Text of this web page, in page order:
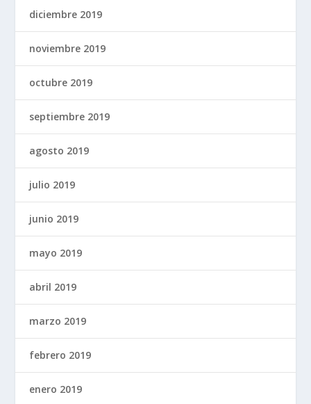
diciembre 2019
noviembre 2019
octubre 2019
septiembre 2019
agosto 2019
julio 2019
junio 2019
mayo 2019
abril 2019
marzo 2019
febrero 2019
enero 2019